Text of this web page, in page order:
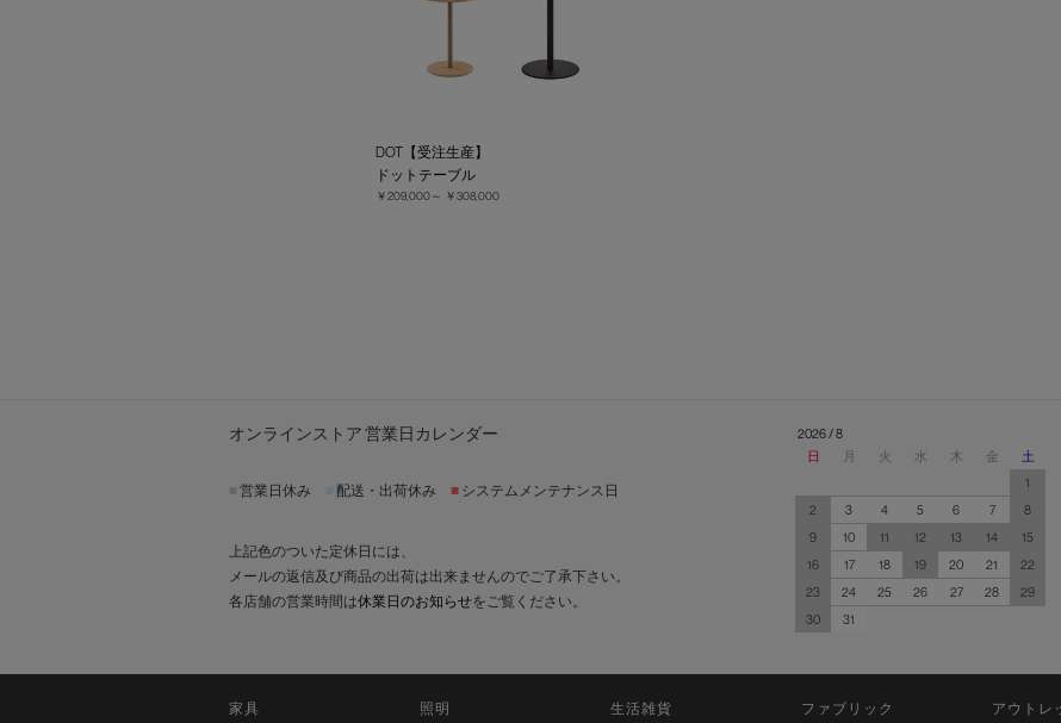
DOT【受注生産】
ドットテーブル
￥209,000～ ￥308,000
オンラインストア 営業日カレンダー
営業日休み 配送・出荷休み ■ システムメンテナンス日
上記色のついた定休日には、
メールの返信及び商品の出荷は出来ませんのでご了承下さい。
各店舗の営業時間は休業日のお知らせをご覧ください。
2026 / 8
日
月 火 水 木 金
土
1
2
3 4 5 6 7
8
9
10 11 12 13 14
15
16
17 18 19 20 21
22
23
24 25 26 27 28
29
30
31
家具 照明 生活雑貨 ファブリック アウトレ